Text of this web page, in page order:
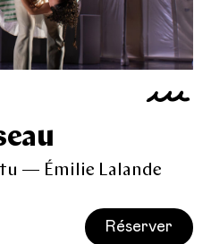
— Émilie Lalande
Réserver